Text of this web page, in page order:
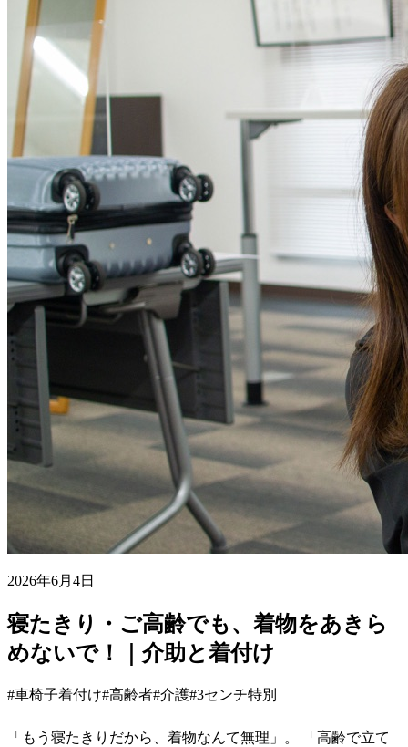
2026年6月4日
寝たきり・ご高齢でも、着物をあきら
めないで！｜介助と着付け
#車椅子着付け#高齢者#介護#3センチ特別
「もう寝たきりだから、着物なんて無理」。 「高齢で立て